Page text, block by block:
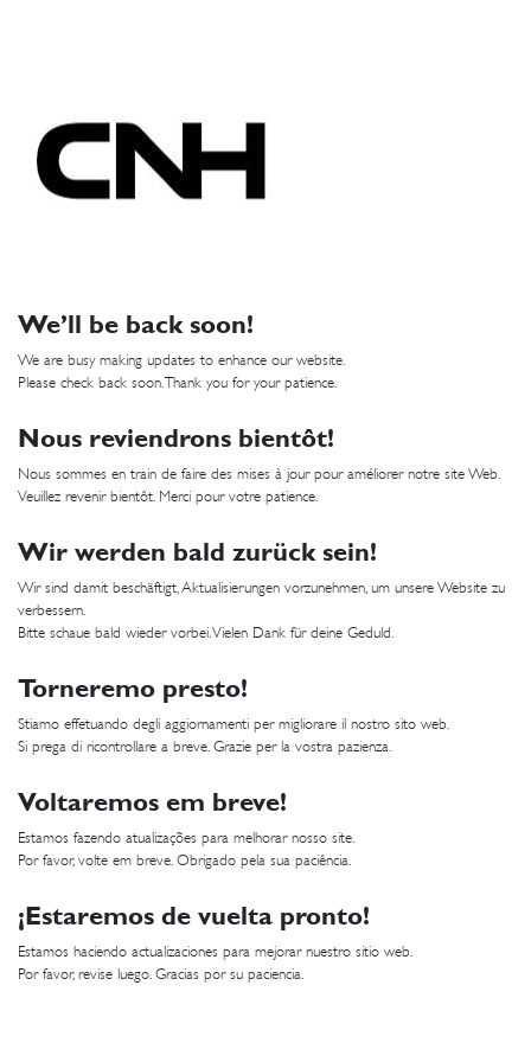
We’ll be back soon!
We are busy making updates to enhance our website.
Please check back soon. Thank you for your patience.
Nous reviendrons bientôt!
Nous sommes en train de faire des mises à jour pour améliorer notre site Web.
Veuillez revenir bientôt. Merci pour votre patience.
Wir werden bald zurück sein!
Wir sind damit beschäftigt, Aktualisierungen vorzunehmen, um unsere Website zu
verbessern.
Bitte schaue bald wieder vorbei. Vielen Dank für deine Geduld.
Torneremo presto!
Stiamo effetuando degli aggiornamenti per migliorare il nostro sito web.
Si prega di ricontrollare a breve. Grazie per la vostra pazienza.
Voltaremos em breve!
Estamos fazendo atualizações para melhorar nosso site.
Por favor, volte em breve. Obrigado pela sua paciência.
¡Estaremos de vuelta pronto!
Estamos haciendo actualizaciones para mejorar nuestro sitio web.
Por favor, revise luego. Gracias por su paciencia.